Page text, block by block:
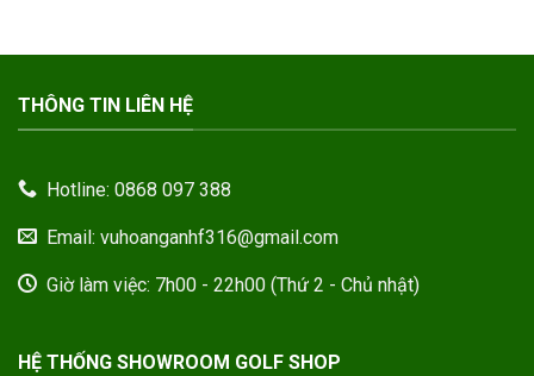
THÔNG TIN LIÊN HỆ
Hotline: 0868 097 388
Email: vuhoanganhf316@gmail.com
Giờ làm việc: 7h00 - 22h00 (Thứ 2 - Chủ nhật)
HỆ THỐNG SHOWROOM GOLF SHOP